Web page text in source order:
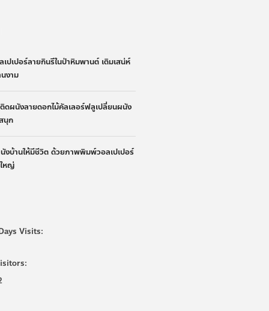
ปเปอร์ลายกินรีในป่าหิมพานต์ เติมเสน่ห์
นงาม
ดผนังลายดอกไม้คัลเลอร์ฟลูเปลี่ยนผนัง
นุก
งบ้านให้มีชีวิต ด้วยภาพพิมพ์วอลเปเปอร์
หญ่
Visits: